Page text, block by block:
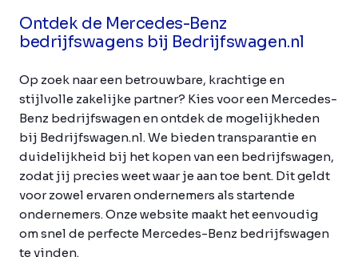
Ontdek de Mercedes-Benz
bedrijfswagens bij Bedrijfswagen.nl
Op zoek naar een betrouwbare, krachtige en
stijlvolle zakelijke partner? Kies voor een Mercedes-
Benz bedrijfswagen en ontdek de mogelijkheden
bij Bedrijfswagen.nl. We bieden transparantie en
duidelijkheid bij het kopen van een bedrijfswagen,
zodat jij precies weet waar je aan toe bent. Dit geldt
voor zowel ervaren ondernemers als startende
ondernemers. Onze website maakt het eenvoudig
om snel de perfecte Mercedes-Benz bedrijfswagen
te vinden.